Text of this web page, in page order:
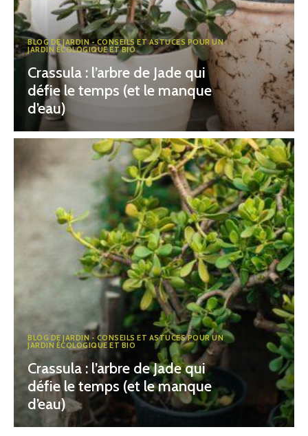
BLOG DE JARDIN - CONSEILS ET ASTUCES POUR UN
JARDIN ÉCOLOGIQUE ET BIO
Crassula : l’arbre de Jade qui
défie le temps (et le manque
d’eau)
BLOG DE JARDIN - CONSEILS ET ASTUCES POUR UN
JARDIN ÉCOLOGIQUE ET BIO
Crassula : l’arbre de Jade qui
défie le temps (et le manque
d’eau)